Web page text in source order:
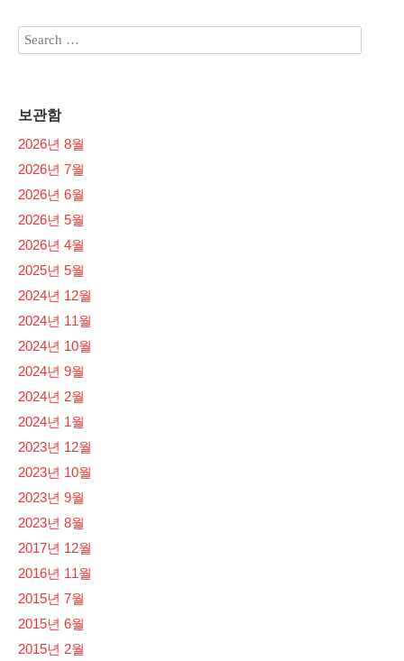
보관함
2026년 8월
2026년 7월
2026년 6월
2026년 5월
2026년 4월
2025년 5월
2024년 12월
2024년 11월
2024년 10월
2024년 9월
2024년 2월
2024년 1월
2023년 12월
2023년 10월
2023년 9월
2023년 8월
2017년 12월
2016년 11월
2015년 7월
2015년 6월
2015년 2월